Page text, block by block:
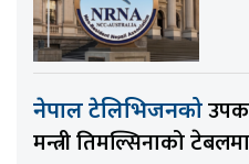
नेपाल टेलिभिजनको
मन्त्री तिमल्सिनाको टेबलमा